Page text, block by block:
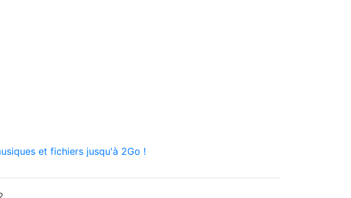
et fichiers jusqu'à 2Go !